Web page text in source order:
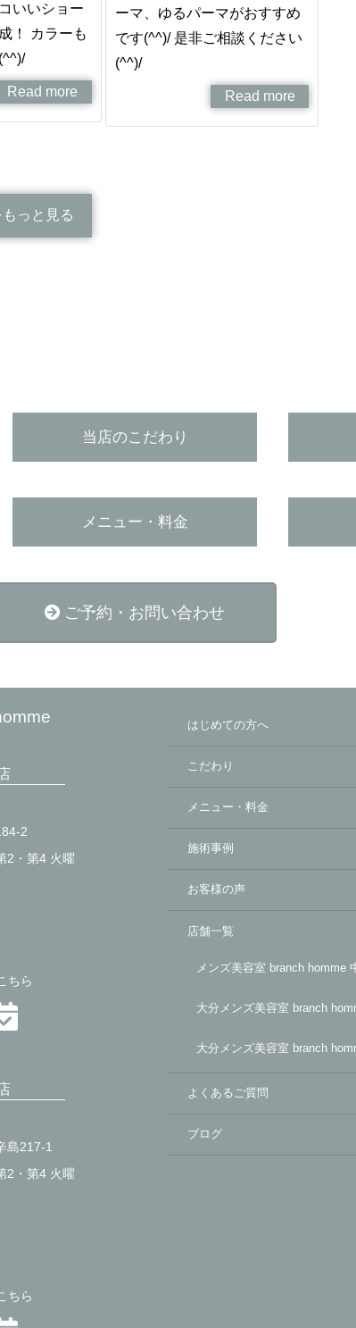
いいショー
！ カラーも
Read more
ーマ、ゆるパーマがおすすめ
です(^^)/ 是非ご相談ください
(^^)/
Read more
っと見る
当店のこだわり
メニュー・料金
ご予約・お問い合わせ
2
2・第4 火曜
ちら
島217-1
2・第4 火曜
ちら
はじめての方へ
こだわり
メニュー・料金
施術事例
お客様の声
店舗一覧
メンズ美容室 branch homme
大分メンズ美容室 branch
大分メンズ美容室 branch
よくあるご質問
ブログ